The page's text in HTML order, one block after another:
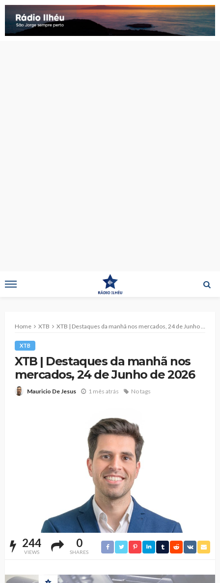
Home XTB XTB | Destaques da manhã nos mercados, 24 de Junho de 2026
XTB
XTB | Destaques da manhã nos
mercados, 24 de Junho de 2026
Mauricio De Jesus 1 mês atrás No tags
244
VIEWS
0
SHARES